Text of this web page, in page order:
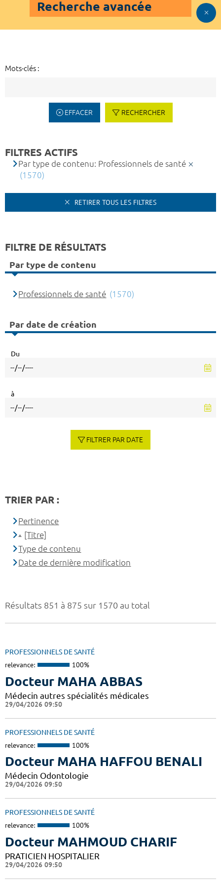
Recherche avancée
Mots-clés :
EFFACER RECHERCHER
Résultats 851 à 875 sur 1570 au total
PROFESSIONNELS DE SANTÉ
relevance: 100%
Docteur MAHA ABBAS
Médecin autres spécialités médicales
29/04/2026 09:50
PROFESSIONNELS DE SANTÉ
relevance: 100%
Docteur MAHA HAFFOU BENALI
Médecin Odontologie
29/04/2026 09:50
PROFESSIONNELS DE SANTÉ
relevance: 100%
Docteur MAHMOUD CHARIF
PRATICIEN HOSPITALIER
29/04/2026 09:50
FILTRES ACTIFS
Par type de contenu: Professionnels de santé
(1570)
RETIRER TOUS LES FILTRES
FILTRE DE RÉSULTATS
Par type de contenu
Professionnels de santé (1570)
Par date de création
Du
à
FILTRER PAR DATE
TRIER PAR :
Pertinence
[Titre]
Type de contenu
Date de dernière modification